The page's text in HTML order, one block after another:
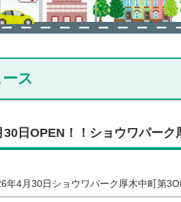
ス
30日OPEN！！ショウワパーク
年4月30日ショウワパーク厚木中町第